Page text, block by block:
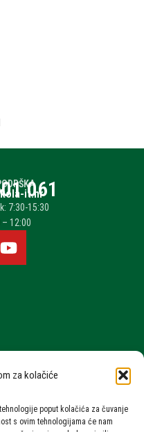
za kolačiće
poput kolačića za čuvanje
s ovim tehnologijama će nam
061
it.hr
7:30-15:30
12:00